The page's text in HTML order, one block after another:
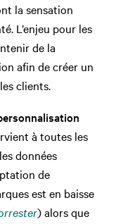
la sensation
L’enjeu pour les
de la
afin de créer un
clients.
à toutes les
données
de
est en baisse
) alors que